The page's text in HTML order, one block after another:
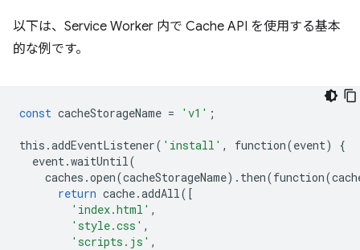
以下は、Service Worker 内で Cache API を使用する基本
的な例です。
const cacheStorageName = 'v1' ;
this .addEventListener( 'install' , function(event)
{
event.waitUntil(
caches .open(cacheStorageName) . then(function(
return cache.addAll([
'index.html' ,
'style.css' ,
'scripts.js' ,